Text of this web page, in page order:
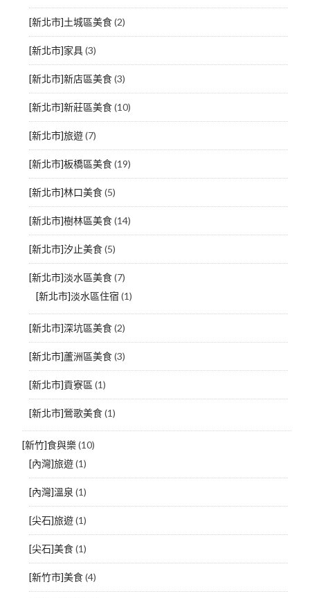
[新北市]土城區美食(2)
[新北市]家具(3)
[新北市]新店區美食(3)
[新北市]新莊區美食(10)
[新北市]旅遊(7)
[新北市]板橋區美食(19)
[新北市]林口美食(5)
[新北市]樹林區美食(14)
[新北市]汐止美食(5)
[新北市]淡水區美食(7)
[新北市]淡水區住宿 (1)
[新北市]深坑區美食(2)
[新北市]蘆洲區美食(3)
[新北市]貢寮區 (1)
[新北市]鶯歌美食(1)
[新竹]食與樂(10)
[內灣]旅遊(1)
[內灣]溫泉 (1)
[尖石]旅遊(1)
[尖石]美食(1)
[新竹市]美食(4)